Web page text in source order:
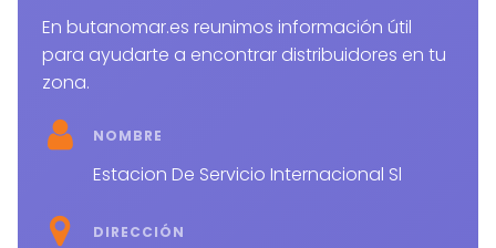
En butanomar.es reunimos información útil
para ayudarte a encontrar distribuidores en tu
zona.
NOMBRE
Estacion De Servicio Internacional Sl
DIRECCIÓN